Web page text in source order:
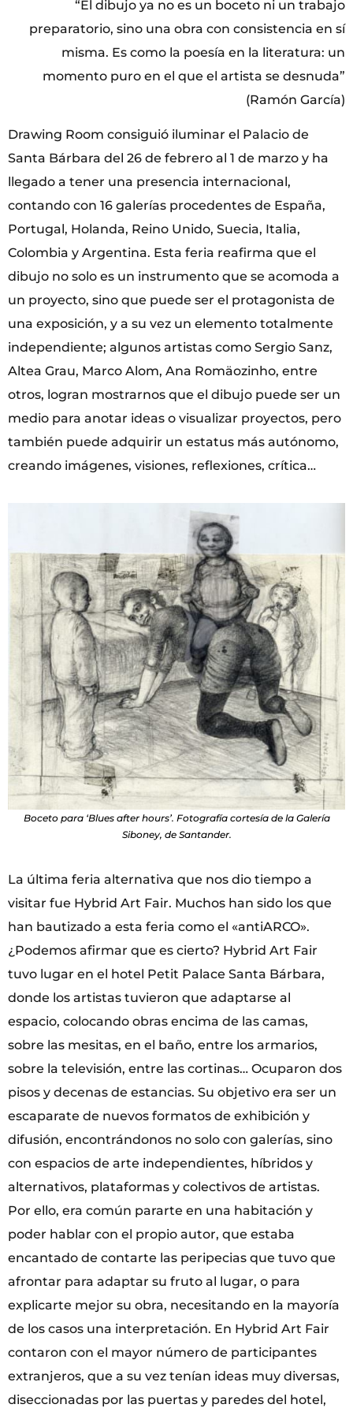
“El dibujo ya no es un boceto ni un trabajo
preparatorio, sino una obra con consistencia en sí
misma. Es como la poesía en la literatura: un
momento puro en el que el artista se desnuda”
(Ramón García)
Drawing Room consiguió iluminar el Palacio de
Santa Bárbara del 26 de febrero al 1 de marzo y ha
llegado a tener una presencia internacional,
contando con 16 galerías procedentes de España,
Portugal, Holanda, Reino Unido, Suecia, Italia,
Colombia y Argentina. Esta feria reafirma que el
dibujo no solo es un instrumento que se acomoda a
un proyecto, sino que puede ser el protagonista de
una exposición, y a su vez un elemento totalmente
independiente; algunos artistas como Sergio Sanz,
Altea Grau, Marco Alom, Ana Romäozinho, entre
otros, logran mostrarnos que el dibujo puede ser un
medio para anotar ideas o visualizar proyectos, pero
también puede adquirir un estatus más autónomo,
creando imágenes, visiones, reflexiones, crítica…
Boceto para ‘Blues after hours’. Fotografía cortesía de la Galería
Siboney, de Santander.
La última feria alternativa que nos dio tiempo a
visitar fue Hybrid Art Fair. Muchos han sido los que
han bautizado a esta feria como el «antiARCO».
¿Podemos afirmar que es cierto? Hybrid Art Fair
tuvo lugar en el hotel Petit Palace Santa Bárbara,
donde los artistas tuvieron que adaptarse al
espacio, colocando obras encima de las camas,
sobre las mesitas, en el baño, entre los armarios,
sobre la televisión, entre las cortinas… Ocuparon dos
pisos y decenas de estancias. Su objetivo era ser un
escaparate de nuevos formatos de exhibición y
difusión, encontrándonos no solo con galerías, sino
con espacios de arte independientes, híbridos y
alternativos, plataformas y colectivos de artistas.
Por ello, era común pararte en una habitación y
poder hablar con el propio autor, que estaba
encantado de contarte las peripecias que tuvo que
afrontar para adaptar su fruto al lugar, o para
explicarte mejor su obra, necesitando en la mayoría
de los casos una interpretación. En Hybrid Art Fair
contaron con el mayor número de participantes
extranjeros, que a su vez tenían ideas muy diversas,
diseccionadas por las puertas y paredes del hotel,